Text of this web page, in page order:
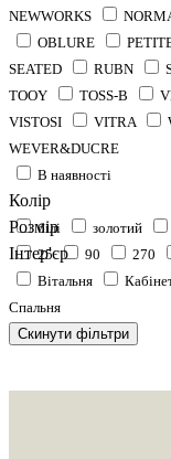
NEWWORKS
OBLURE
SEATED
RUBN
TOOY
TOSS-B
VISTOSI
VITRA
WEVER&DUCRE
В наявності
Колір
білі золотий
Розмір
25 90 270
Інтер'єр
Вітальня
Спальня
Скинути фільтри